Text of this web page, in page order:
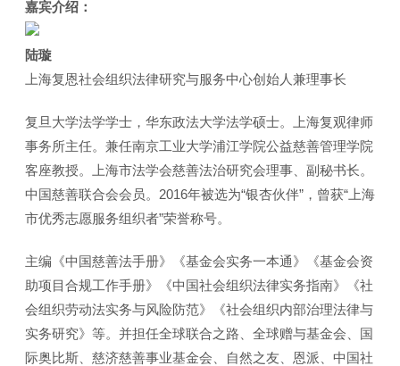
嘉宾介绍：
陆璇
上海复恩社会组织法律研究与服务中心创始人兼理事长
复旦大学法学学士，华东政法大学法学硕士。上海复观律师
事务所主任。兼任南京工业大学浦江学院公益慈善管理学院
客座教授。上海市法学会慈善法治研究会理事、副秘书长。
中国慈善联合会会员。2016年被选为“银杏伙伴”，曾获“上海
市优秀志愿服务组织者”荣誉称号。
主编《中国慈善法手册》《基金会实务一本通》《基金会资
助项目合规工作手册》《中国社会组织法律实务指南》《社
会组织劳动法实务与风险防范》《社会组织内部治理法律与
实务研究》等。并担任全球联合之路、全球赠与基金会、国
际奥比斯、慈济慈善事业基金会、自然之友、恩派、中国社